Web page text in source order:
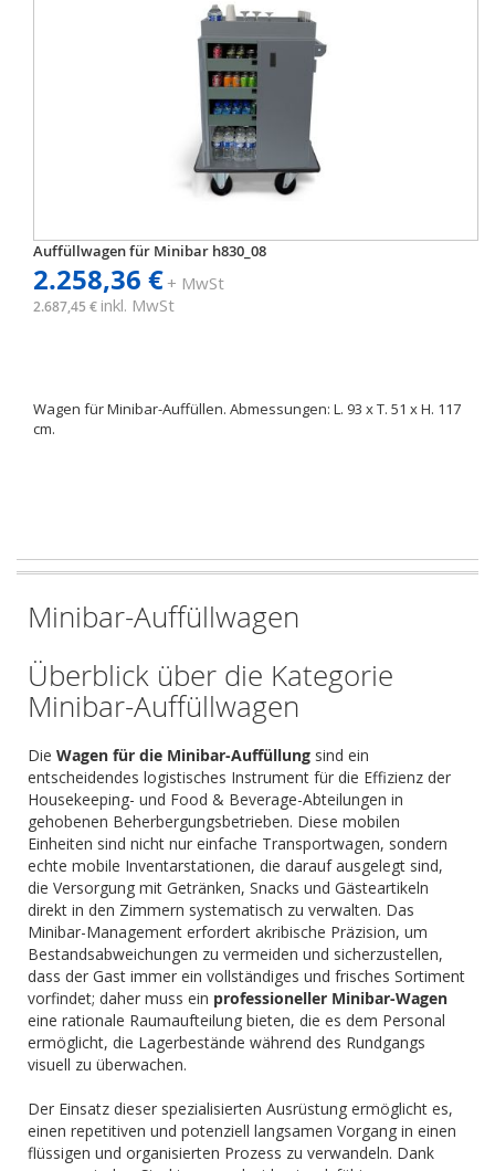
Auffüllwagen für Minibar h830_08
2.258,36 €+ MwSt
2.687,45 € inkl. MwSt
Wagen für Minibar-Auffüllen. Abmessungen: L. 93 x T. 51 x H. 117
cm.
Minibar-Auffüllwagen
Überblick über die Kategorie
Minibar-Auffüllwagen
Die Wagen für die Minibar-Auffüllung sind ein
entscheidendes logistisches Instrument für die Effizienz der
Housekeeping- und Food & Beverage-Abteilungen in
gehobenen Beherbergungsbetrieben. Diese mobilen
Einheiten sind nicht nur einfache Transportwagen, sondern
echte mobile Inventarstationen, die darauf ausgelegt sind,
die Versorgung mit Getränken, Snacks und Gästeartikeln
direkt in den Zimmern systematisch zu verwalten. Das
Minibar-Management erfordert akribische Präzision, um
Bestandsabweichungen zu vermeiden und sicherzustellen,
dass der Gast immer ein vollständiges und frisches Sortiment
vorfindet; daher muss ein professioneller Minibar-Wagen
eine rationale Raumaufteilung bieten, die es dem Personal
ermöglicht, die Lagerbestände während des Rundgangs
visuell zu überwachen.
Der Einsatz dieser spezialisierten Ausrüstung ermöglicht es,
einen repetitiven und potenziell langsamen Vorgang in einen
flüssigen und organisierten Prozess zu verwandeln. Dank